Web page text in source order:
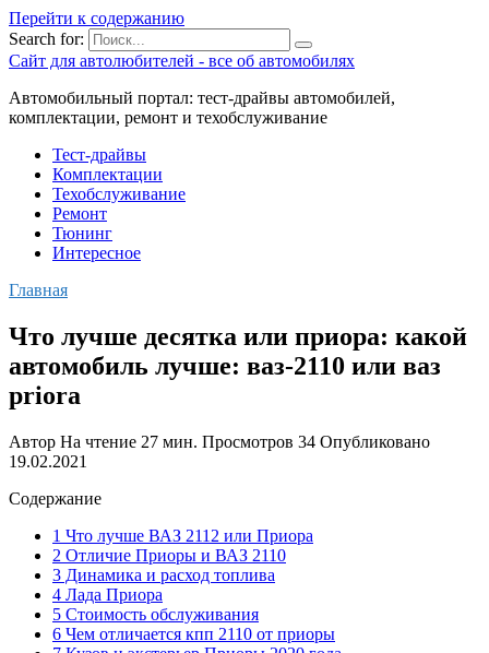
Перейти к содержанию
Search for:
Сайт для автолюбителей - все об автомобилях
Автомобильный портал: тест-драйвы автомобилей,
комплектации, ремонт и техобслуживание
Тест-драйвы
Комплектации
Техобслуживание
Ремонт
Тюнинг
Интересное
Главная
Что лучше десятка или приора: какой
автомобиль лучше: ваз-2110 или ваз
priora
Автор На чтение 27 мин. Просмотров 34 Опубликовано
19.02.2021
Содержание
1 Что лучше ВАЗ 2112 или Приора
2 Отличие Приоры и ВАЗ 2110
3 Динамика и расход топлива
4 Лада Приора
5 Стоимость обслуживания
6 Чем отличается кпп 2110 от приоры